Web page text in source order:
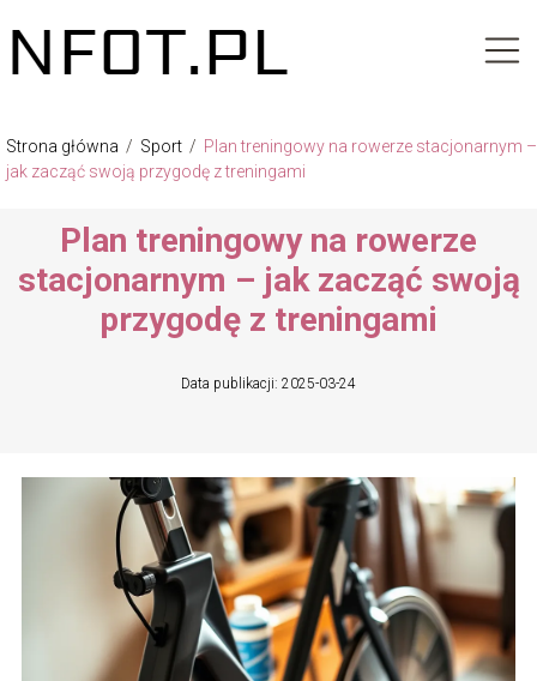
Strona główna / Sport / Plan treningowy na rowerze stacjonarnym –
jak zacząć swoją przygodę z treningami
Plan treningowy na rowerze
stacjonarnym – jak zacząć swoją
przygodę z treningami
Data publikacji: 2025-03-24